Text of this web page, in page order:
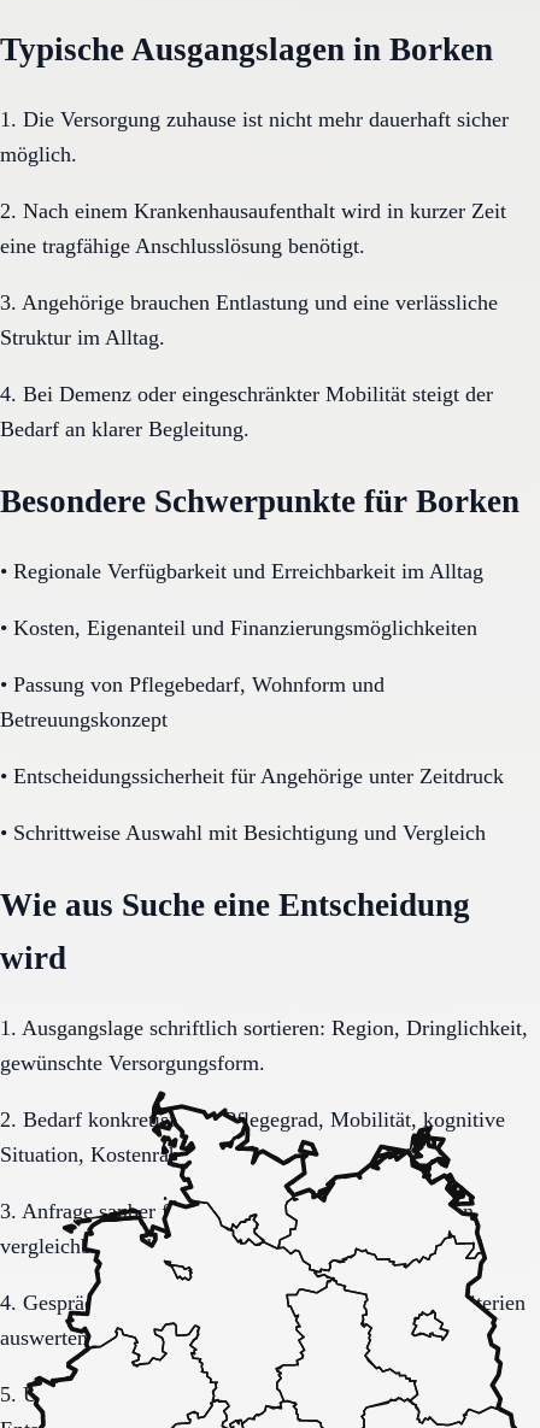
Typische Ausgangslagen in Borken
1. Die Versorgung zuhause ist nicht mehr dauerhaft sicher
möglich.
2. Nach einem Krankenhausaufenthalt wird in kurzer Zeit
eine tragfähige Anschlusslösung benötigt.
3. Angehörige brauchen Entlastung und eine verlässliche
Struktur im Alltag.
4. Bei Demenz oder eingeschränkter Mobilität steigt der
Bedarf an klarer Begleitung.
Besondere Schwerpunkte für Borken
• Regionale Verfügbarkeit und Erreichbarkeit im Alltag
• Kosten, Eigenanteil und Finanzierungsmöglichkeiten
• Passung von Pflegebedarf, Wohnform und
Betreuungskonzept
• Entscheidungssicherheit für Angehörige unter Zeitdruck
• Schrittweise Auswahl mit Besichtigung und Vergleich
Wie aus Suche eine Entscheidung
wird
1. Ausgangslage schriftlich sortieren: Region, Dringlichkeit,
gewünschte Versorgungsform.
2. Bedarf konkretisieren: Pflegegrad, Mobilität, kognitive
Situation, Kostenrahmen.
3. Anfrage sauber formulieren, damit Rückmeldungen
vergleichbar bleiben.
4. Gespräche und Besichtigungen mit festen Muss-Kriterien
auswerten.
5. Übergang, Kommunikation und Kosten vor der